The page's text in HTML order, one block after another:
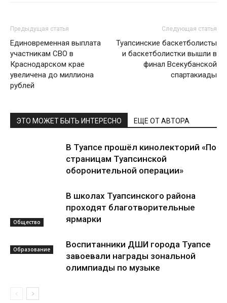
Предыдущая статья
Единовременная выплата
участникам СВО в
Краснодарском крае
увеличена до миллиона
рублей
Следующая статья
Туапсинские баскетболисты
и баскетболистки вышли в
финал Всекубанской
спартакиады
ЭТО МОЖЕТ БЫТЬ ИНТЕРЕСНО ЕЩЕ ОТ АВТОРА
Общество
В Туапсе прошёл кинолекторий «По
страницам Туапсинской
оборонительной операции»
Образование
В школах Туапсинского района
проходят благотворительные
ярмарки
Воспитанники ДШИ города Туапсе
завоевали награды зональной
олимпиады по музыке